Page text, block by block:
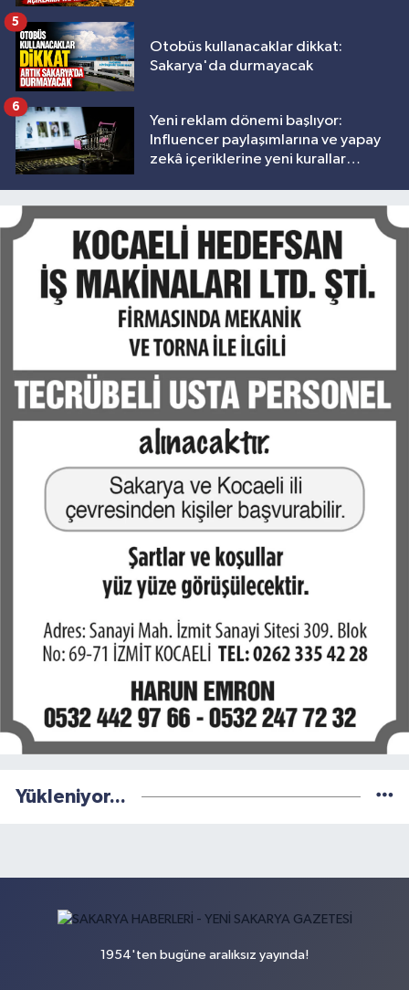
Otobüs kullanacaklar dikkat:
Sakarya'da durmayacak
5
Yeni reklam dönemi başlıyor:
Influencer paylaşımlarına ve yapay
zekâ içeriklerine yeni kurallar
6
Yükleniyor...
1954'ten bugüne aralıksız yayında!